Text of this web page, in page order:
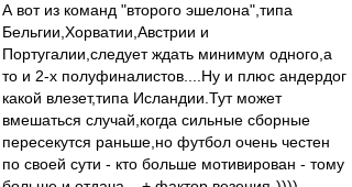
А вот из команд "второго эшелона",типа
Бельгии,Хорватии,Австрии и
Португалии,следует ждать минимум одного,а
то и 2-х полуфиналистов....Ну и плюс андердог
какой влезет,типа Исландии.Тут может
вмешаться случай,когда сильные сборные
пересекутся раньше,но футбол очень честен
по своей сути - кто больше мотивирован - тому